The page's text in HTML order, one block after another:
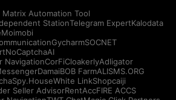
Matrix Automation Tool
StationTelegram ExpertKalodata
Moimobi
GycharmSOCNET
NoCaptchaAI
NavigationCorFiCloakerlyAdligator
DamaiBOB FarmALISMS.ORG
Spy.HouseWhite LinkShopcaiji
Seller AdvisorRentAccFIRE ACCS